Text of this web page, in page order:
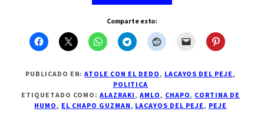
Carta
amlo
y
a
izquierda
Comparte esto:
PUBLICADO EN:ATOLE CON EL DEDO , LACAYOS DEL PEJE ,
POLITICA
ETIQUETADO COMO:ALAZRAKI , AMLO , CHAPO, CORTINA DE
HUMO , EL CHAPO GUZMAN , LACAYOS DEL PEJE , PEJE